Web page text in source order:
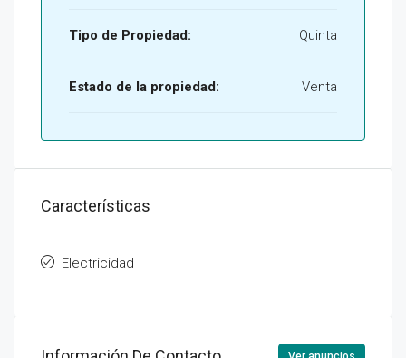
Tipo de Propiedad: Quinta
Estado de la propiedad: Venta
Características
Electricidad